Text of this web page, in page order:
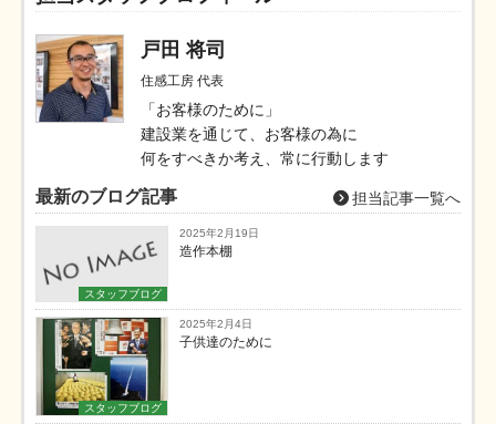
戸田 将司
住感工房 代表
「お客様のために」
建設業を通じて、お客様の為に
何をすべきか考え、常に行動します
最新のブログ記事 担当記事一覧へ
スタッフブログ
2025年2月19日
造作本棚
スタッフブログ
2025年2月4日
子供達のために